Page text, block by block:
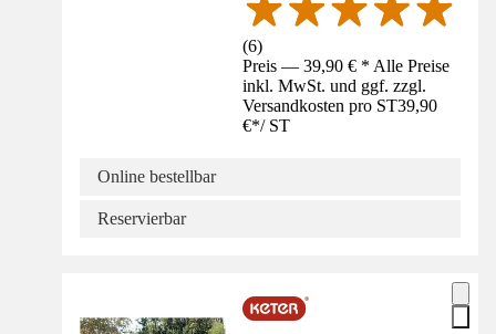
(6)
Preis — 39,90 € * Alle Preise
inkl. MwSt. und ggf. zzgl.
Versandkosten pro ST39,90
€*/ ST
Online bestellbar
Reservierbar